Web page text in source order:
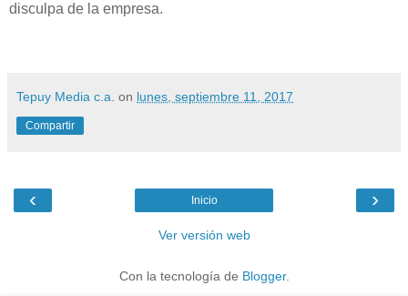
disculpa de la empresa.
Tepuy Media c.a. on lunes, septiembre 11, 2017
Compartir
‹ ›
Inicio
Ver versión web
Con la tecnología de Blogger.